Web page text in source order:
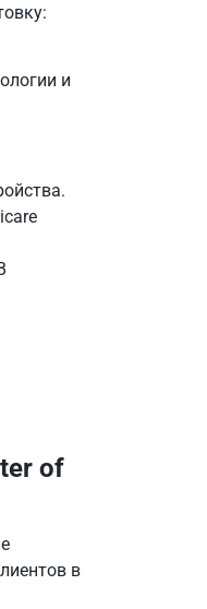
и
of
в